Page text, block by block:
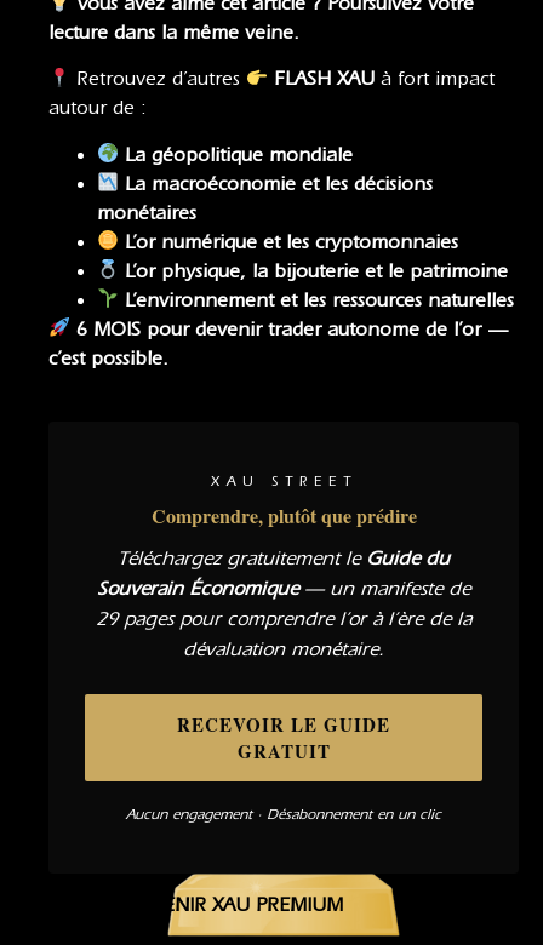
lecture dans la même veine.
Retrouvez d’autres FLASH XAU à fort impact
autour de :
La géopolitique mondiale
La macroéconomie et les décisions
monétaires
L’or numérique et les cryptomonnaies
L’or physique, la bijouterie et le patrimoine
L’environnement et les ressources naturelles
6 MOIS pour devenir trader autonome de l’or —
c’est possible.
XAU STREET
Comprendre, plutôt que prédire
Téléchargez gratuitement le Guide du
Souverain Économique— un manifeste de
29 pages pour comprendre l’or à l’ère de la
dévaluation monétaire.
RECEVOIR LE GUIDE
GRATUIT
Aucun engagement · Désabonnement en un clic
DEVENIR XAU PREMIUM